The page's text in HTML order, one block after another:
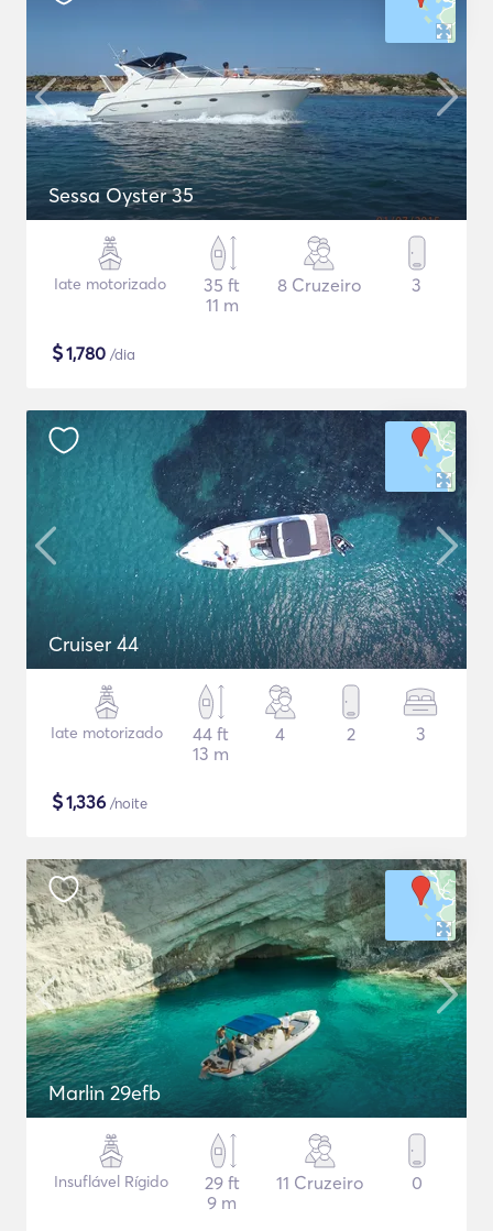
Sessa Oyster 35
Iate motorizado
35 ft
11 m
8 Cruzeiro 3
$1,780 /dia
Cruiser 44
Iate motorizado
44 ft
13 m
4 2 3
$1,336 /noite
Marlin 29efb
Insuflável Rígido
29 ft
9 m
11 Cruzeiro 0